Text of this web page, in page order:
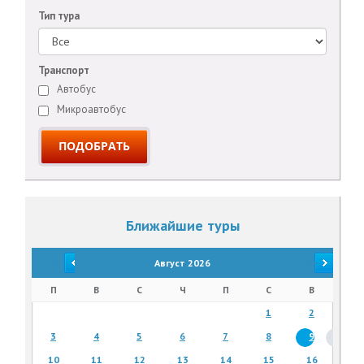
Тип тура
Транспорт
Автобус
Микроавтобус
Ближайшие туры
Август 2026 >>
П В С Ч П С
В
1
2
3
4 5 6 7 8
9
10
11 12 13 14 15
16